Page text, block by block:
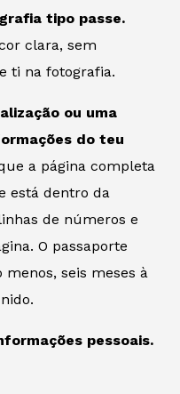
tipo passe.
clara, sem
ti na fotografia.
ou uma
do teu
a página completa
está dentro da
de números e
O passaporte
seis meses à
pessoais.